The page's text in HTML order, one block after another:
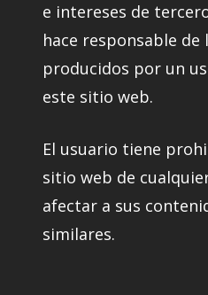
e intereses de
hace responsable de
producidos por un
este sitio web.
El usuario tiene
sitio web de
afectar a sus
similares.